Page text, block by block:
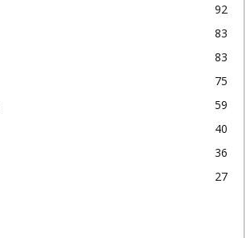
92
83
83
75
59
40
36
27